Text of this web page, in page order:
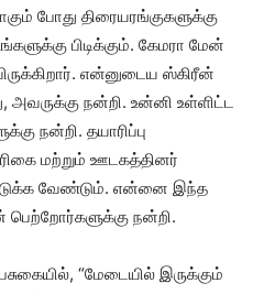
போது திரையரங்குகளுக்கு
பிடிக்கும். கேமரா மேன்
என்னுடைய ஸ்கிரீன்
அவருக்கு நன்றி. உன்னி உள்ளிட்ட
நன்றி. தயாரிப்பு
மற்றும் ஊடகத்தினர்
வேண்டும். என்னை இந்த
பெற்றோர்களுக்கு நன்றி.
“மேடையில் இருக்கும்